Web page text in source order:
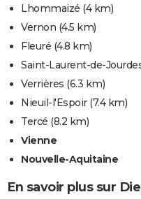
Lhommaizé (4 km)
Vernon (4.5 km)
Fleuré (4.8 km)
Saint-Laurent-de-
Verrières (6.3 km)
Nieuil-l'Espoir(7.4 km)
Tercé (8.2 km)
Vienne
Nouvelle-Aquitaine
En savoir plus sur